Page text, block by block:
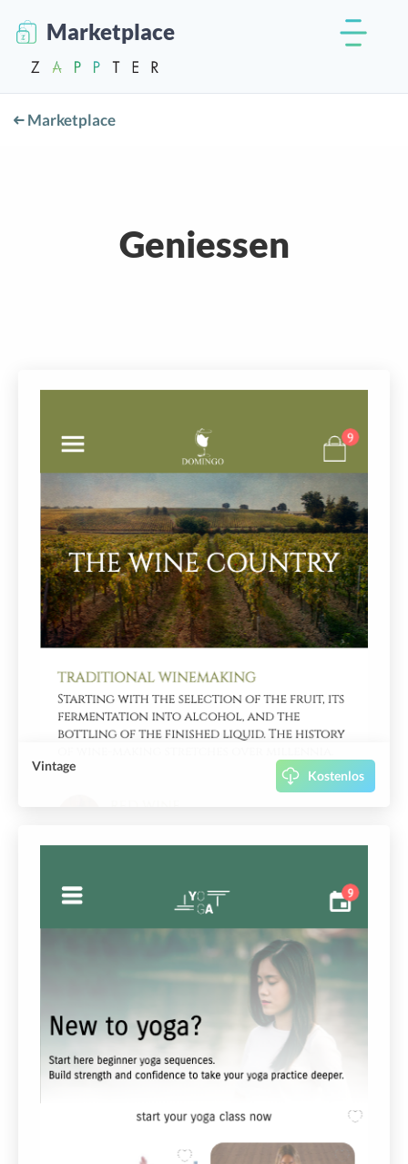
Marketplace
Marketplace
Geniessen
Vintage
Kostenlos